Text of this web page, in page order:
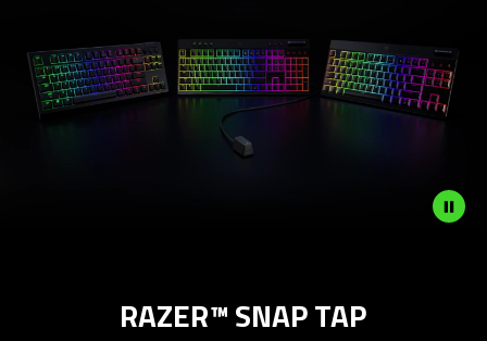
RAZER™ SNAP TAP